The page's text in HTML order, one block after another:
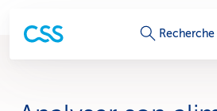
L
Recherche